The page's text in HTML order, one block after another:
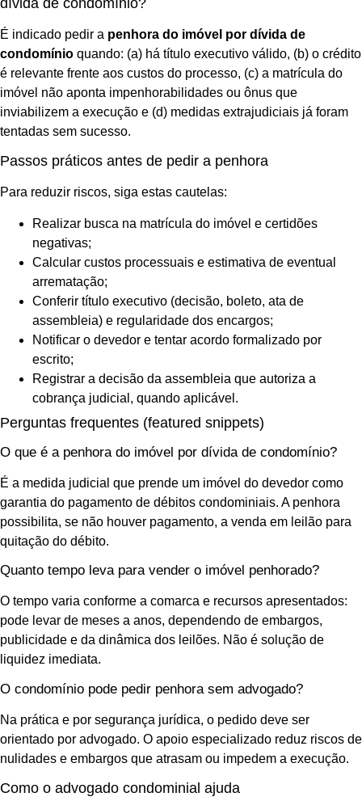
dívida de condomínio?
É indicado pedir a penhora do imóvel por dívida de
condomínio quando: (a) há título executivo válido, (b) o crédito
é relevante frente aos custos do processo, (c) a matrícula do
imóvel não aponta impenhorabilidades ou ônus que
inviabilizem a execução e (d) medidas extrajudiciais já foram
tentadas sem sucesso.
Passos práticos antes de pedir a penhora
Para reduzir riscos, siga estas cautelas:
Realizar busca na matrícula do imóvel e certidões
negativas;
Calcular custos processuais e estimativa de eventual
arrematação;
Conferir título executivo (decisão, boleto, ata de
assembleia) e regularidade dos encargos;
Notificar o devedor e tentar acordo formalizado por
escrito;
Registrar a decisão da assembleia que autoriza a
cobrança judicial, quando aplicável.
Perguntas frequentes (featured snippets)
O que é a penhora do imóvel por dívida de condomínio?
É a medida judicial que prende um imóvel do devedor como
garantia do pagamento de débitos condominiais. A penhora
possibilita, se não houver pagamento, a venda em leilão para
quitação do débito.
Quanto tempo leva para vender o imóvel penhorado?
O tempo varia conforme a comarca e recursos apresentados:
pode levar de meses a anos, dependendo de embargos,
publicidade e da dinâmica dos leilões. Não é solução de
liquidez imediata.
O condomínio pode pedir penhora sem advogado?
Na prática e por segurança jurídica, o pedido deve ser
orientado por advogado. O apoio especializado reduz riscos de
nulidades e embargos que atrasam ou impedem a execução.
Como o advogado condominial ajuda